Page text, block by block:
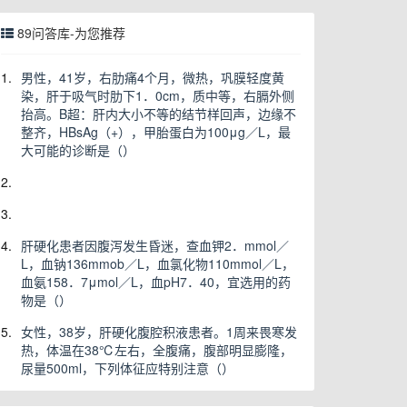
89问答库-为您推荐
1. 男性，41岁，右肋痛4个月，微热，巩膜轻度黄
染，肝于吸气时肋下1．0cm，质中等，右膈外侧
抬高。B超：肝内大小不等的结节样回声，边缘不
整齐，HBsAg（+），甲胎蛋白为100μg／L，最
大可能的诊断是（）
2.
3.
4. 肝硬化患者因腹泻发生昏迷，查血钾2．mmol／
L，血钠136mmob／L，血氯化物110mmol／L，
血氨158．7μmol／L，血pH7．40，宜选用的药
物是（）
5. 女性，38岁，肝硬化腹腔积液患者。1周来畏寒发
热，体温在38℃左右，全腹痛，腹部明显膨隆，
尿量500ml，下列体征应特别注意（）